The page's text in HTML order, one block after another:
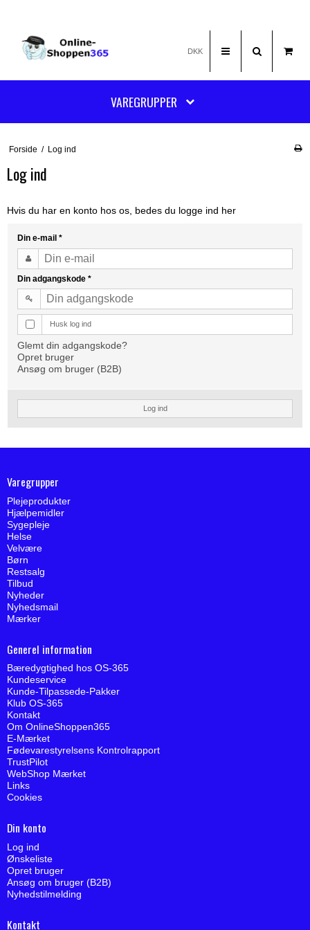
DKK
VAREGRUPPER
Forside / Log ind
Log ind
Hvis du har en konto hos os, bedes du logge ind her
Din e-mail *
Din adgangskode *
Husk log ind
Glemt din adgangskode?
Opret bruger
Ansøg om bruger (B2B)
Log ind
Varegrupper
Plejeprodukter
Hjælpemidler
Sygepleje
Helse
Velvære
Børn
Restsalg
Tilbud
Nyheder
Nyhedsmail
Mærker
Generel information
Bæredygtighed hos OS-365
Kundeservice
Kunde-Tilpassede-Pakker
Klub OS-365
Kontakt
Om OnlineShoppen365
E-Mærket
Fødevarestyrelsens Kontrolrapport
TrustPilot
WebShop Mærket
Links
Cookies
Din konto
Log ind
Ønskeliste
Opret bruger
Ansøg om bruger (B2B)
Nyhedstilmelding
Kontakt